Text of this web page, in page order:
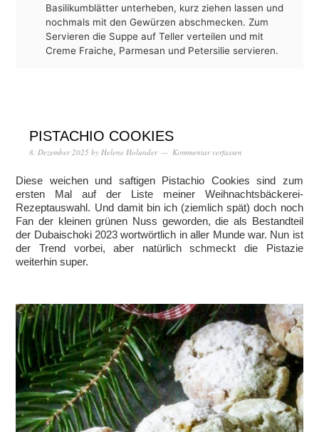
Basilikumblätter unterheben, kurz ziehen lassen und
nochmals mit den Gewürzen abschmecken. Zum
Servieren die Suppe auf Teller verteilen und mit
Creme Fraiche, Parmesan und Petersilie servieren.
PISTACHIO COOKIES
8. Dezember 2025 by Helene Holunder Kommentar verfassen
Diese weichen und saftigen Pistachio Cookies sind zum
ersten Mal auf der Liste meiner Weihnachtsbäckerei-
Rezeptauswahl. Und damit bin ich (ziemlich spät) doch noch
Fan der kleinen grünen Nuss geworden, die als Bestandteil
der Dubaischoki 2023 wortwörtlich in aller Munde war. Nun ist
der Trend vorbei, aber natürlich schmeckt die Pistazie
weiterhin super.